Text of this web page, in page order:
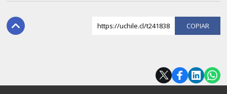
https://uchile.cl/t241838